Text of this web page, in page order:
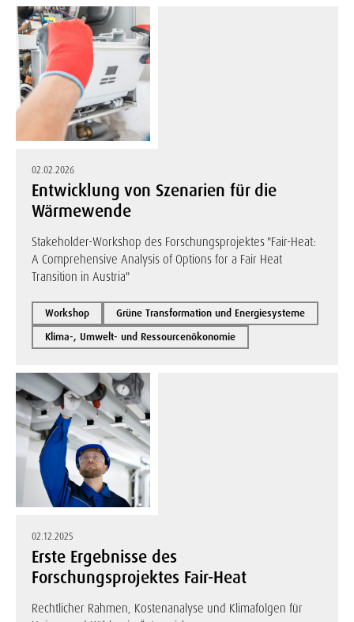
02.02.2026
Entwicklung von Szenarien für die
Wärmewende
Stakeholder-Workshop des Forschungsprojektes "Fair-Heat:
A Comprehensive Analysis of Options for a Fair Heat
Transition in Austria"
Workshop
Grüne Transformation und Energiesysteme
Klima-, Umwelt- und Ressourcenökonomie
02.12.2025
Erste Ergebnisse des
Forschungsprojektes Fair-Heat
Rechtlicher Rahmen, Kostenanalyse und Klimafolgen für